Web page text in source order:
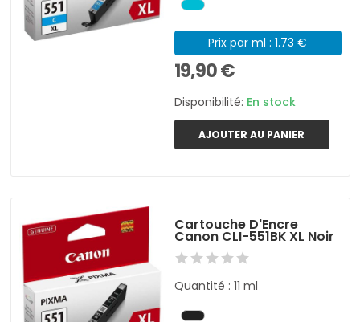
Prix par ml : 1.73 €
19,90 €
Disponibilité: En stock
AJOUTER AU PANIER
Cartouche D'Encre
Canon CLI-551BK XL Noir
Quantité : 11 ml